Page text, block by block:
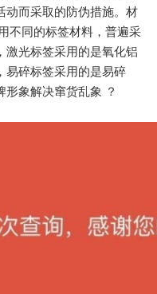
动而采取的防伪措施。材
不同的标签材料，普遍采
激光标签采用的是氧化铝
易碎标签采用的是易碎
象解决窜货乱象 ？